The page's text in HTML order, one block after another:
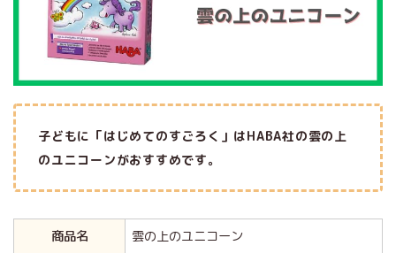
子どもに「はじめてのすごろく」はHABA社の雲の上
のユニコーンがおすすめです。
商品名
雲の上のユニコーン